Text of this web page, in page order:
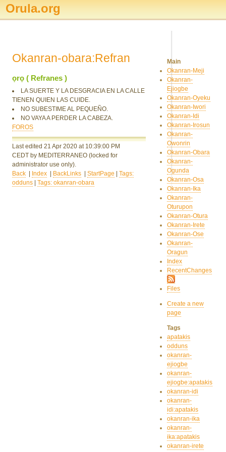
Orula.org
Okanran-obara:Refran
ọrọ ( Refranes )
LA SUERTE Y LA DESGRACIA EN LA CALLE
TIENEN QUIEN LAS CUIDE.
NO SUBESTIME AL PEQUEÑO.
NO VAYA A PERDER LA CABEZA.
FOROS
Last edited 21 Apr 2020at 10:39:00 PM
CEDT by MEDITERRANEO(locked for
administrator use only).
Back
Index BackLinks |StartPage |Tags:
odduns |Tags: okanran-obara
Main
Okanran-Meji
Okanran-
Ejiogbe
Okanran-Oyeku
Okanran-Iwori
Okanran-Idi
Okanran-Irosun
Okanran-
Owonrin
Okanran-Obara
Okanran-
Ogunda
Okanran-Osa
Okanran-Ika
Okanran-
Oturupon
Okanran-Otura
Okanran-Irete
Okanran-Ose
Okanran-
Oragun
Index
RecentChanges
Files
Create a new
page
Tags
apatakis
odduns
okanran-
ejiogbe
okanran-
ejiogbe:apatakis
okanran-idi
okanran-
idi:apatakis
okanran-ika
okanran-
ika:apatakis
okanran-irete